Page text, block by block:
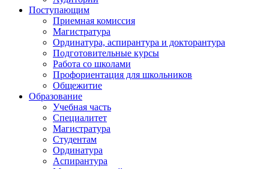
Поступающим
Приемная комиссия
Магистратура
Ординатура, аспирантура и докторантура
Подготовительные курсы
Работа со школами
Профориентация для школьников
Общежитие
Образование
Учебная часть
Специалитет
Магистратура
Студентам
Ординатура
Аспирантура